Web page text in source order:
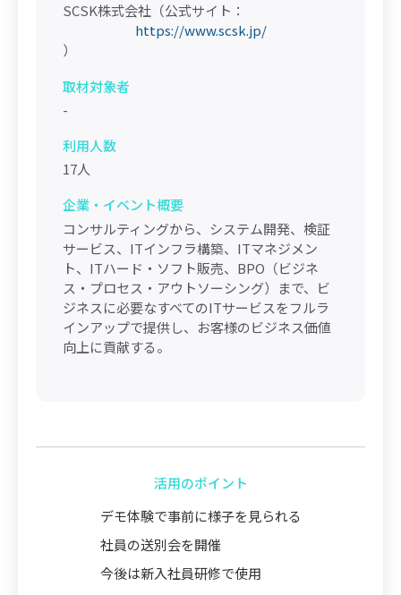
SCSK株式会社（公式サイト：
https://www.scsk.jp/
）
取材対象者
-
利用人数
17人
企業・イベント概要
コンサルティングから、システム開発、検証
サービス、ITインフラ構築、ITマネジメン
ト、ITハード・ソフト販売、BPO（ビジネ
ス・プロセス・アウトソーシング）まで、ビ
ジネスに必要なすべてのITサービスをフルラ
インアップで提供し、お客様のビジネス価値
向上に貢献する。
活用のポイント
デモ体験で事前に様子を見られる
社員の送別会を開催
今後は新入社員研修で使用